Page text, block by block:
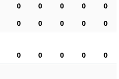
0 0 0 0
0
0 0 0 0
0
0 0 0 0
0